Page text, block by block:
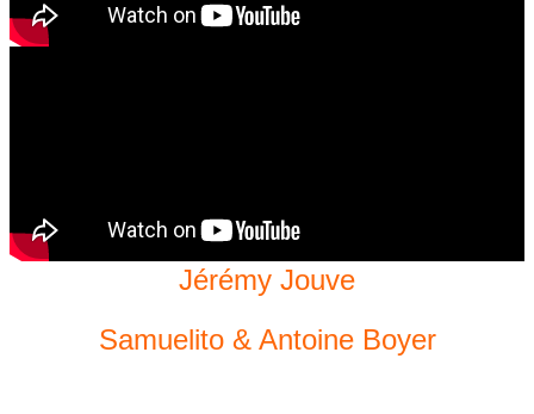
Jérémy Jouve
Samuelito & Antoine Boyer